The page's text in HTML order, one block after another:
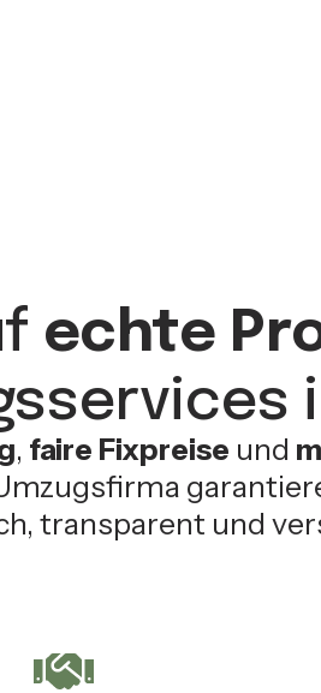
echte
, faire Fixpreise und
transparent und